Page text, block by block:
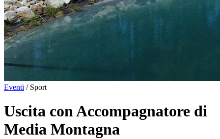
Eventi / Sport
Uscita con Accompagnatore di
Media Montagna